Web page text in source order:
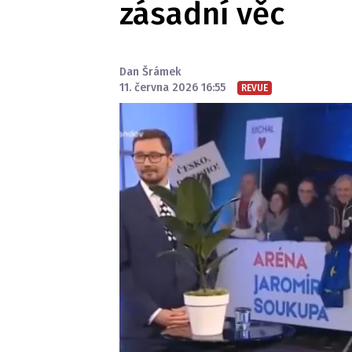
zásadní věc
Dan Šrámek
11. června 2026 16:55
REVUE